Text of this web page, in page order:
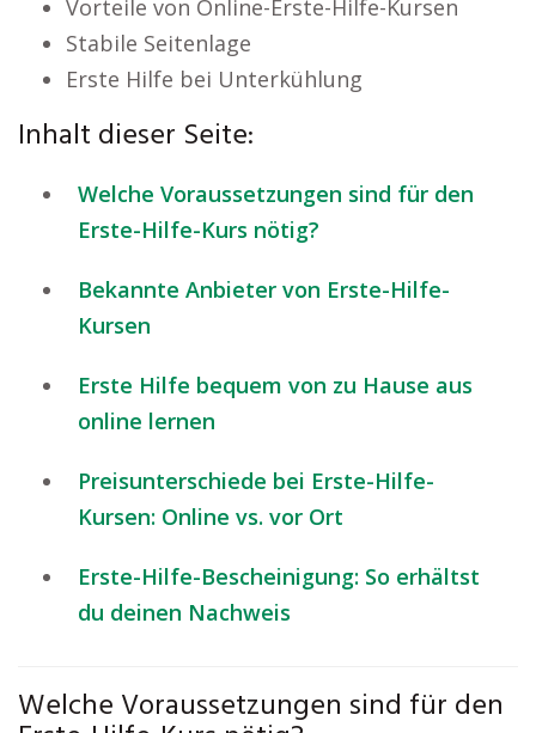
Vorteile von Online-Erste-Hilfe-Kursen
Stabile Seitenlage
Erste Hilfe bei Unterkühlung
Inhalt dieser Seite:
Welche Voraussetzungen sind für den
Erste-Hilfe-Kurs nötig?
Bekannte Anbieter von Erste-Hilfe-
Kursen
Erste Hilfe bequem von zu Hause aus
online lernen
Preisunterschiede bei Erste-Hilfe-
Kursen: Online vs. vor Ort
Erste-Hilfe-Bescheinigung: So erhältst
du deinen Nachweis
Welche Voraussetzungen sind für den